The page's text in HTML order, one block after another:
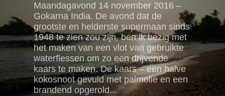
Maandagavond 14 november 2016 –
Gokarna India. De avond dat de
grootste en helderste supermaan sinds
1948 te zien zou zijn, ben ik bezig met
het maken van een vlot van gebruikte
waterflessen om zo een drijvende
kaars te maken. De kaars – een halve
kokosnoot gevuld met palmolie en een
brandend opgerold...